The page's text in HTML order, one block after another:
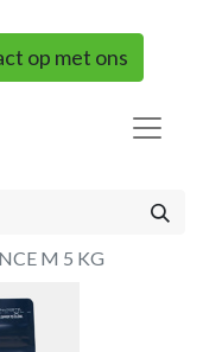
op met ons
M 5 KG